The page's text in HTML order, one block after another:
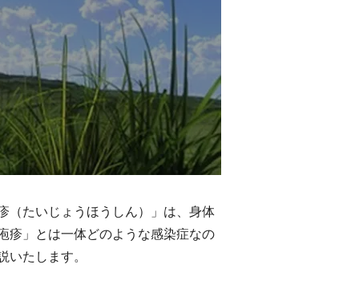
（たいじょうほうしん）」は、身体
疹」とは一体どのような感染症なの
たします。